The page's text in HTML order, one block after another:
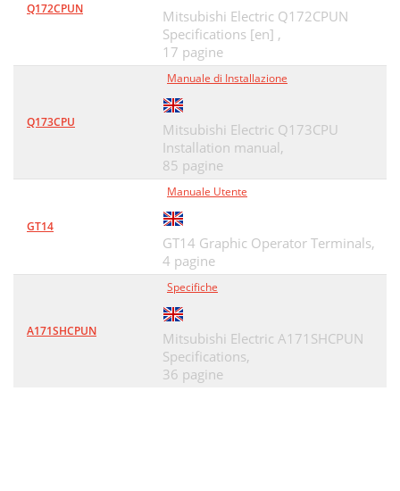
Q172CPUN
Mitsubishi Electric Q172CPUN
Specifications [en] ,
17 pagine
Q173CPU
Manuale di Installazione
Mitsubishi Electric Q173CPU
Installation manual,
85 pagine
GT14
Manuale Utente
GT14 Graphic Operator Terminals,
4 pagine
A171SHCPUN
Specifiche
Mitsubishi Electric A171SHCPUN
Specifications,
36 pagine